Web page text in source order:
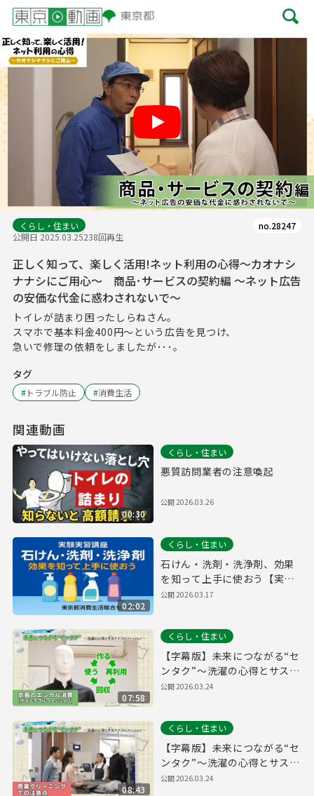
Play
くらし・住まい
公開日 2025.03.25238回再生
no.28247
正しく知って、楽しく活用!ネット利用の心得～カオナシ
ナナシにご用心～ 商品･サービスの契約編 ～ネット広告
の安価な代金に惑わされないで～
トイレが詰まり困ったしらねさん。
スマホで基本料金400円～という広告を見つけ、
急いで修理の依頼をしましたが･･･。
タグ
#トラブル防止 #消費生活
関連動画
00:30
くらし・住まい
悪質訪問業者の注意喚起
公開2026.03.26
02:02
くらし・住まい
石けん・洗剤・洗浄剤、効果
を知って上手に使おう【実験
実習講座より】
公開2026.03.17
07:58
くらし・住まい
【字幕版】未来につながる“セ
ンタク”～洗濯の心得とサステ
ナブルファッション～【衣類
公開2026.03.24
08:43
くらし・住まい
【字幕版】未来につながる“セ
ンタク”～洗濯の心得とサステ
ナブルファッション～【商業
公開2026.03.24